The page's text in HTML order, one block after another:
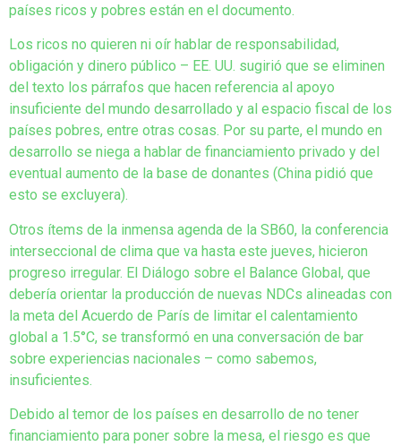
países ricos y pobres están en el documento.
Los ricos no quieren ni oír hablar de responsabilidad,
obligación y dinero público – EE. UU. sugirió que se eliminen
del texto los párrafos que hacen referencia al apoyo
insuficiente del mundo desarrollado y al espacio fiscal de los
países pobres, entre otras cosas. Por su parte, el mundo en
desarrollo se niega a hablar de financiamiento privado y del
eventual aumento de la base de donantes (China pidió que
esto se excluyera).
Otros ítems de la inmensa agenda de la SB60, la conferencia
interseccional de clima que va hasta este jueves, hicieron
progreso irregular. El Diálogo sobre el Balance Global, que
debería orientar la producción de nuevas NDCs alineadas con
la meta del Acuerdo de París de limitar el calentamiento
global a 1.5°C, se transformó en una conversación de bar
sobre experiencias nacionales – como sabemos,
insuficientes.
Debido al temor de los países en desarrollo de no tener
financiamiento para poner sobre la mesa, el riesgo es que